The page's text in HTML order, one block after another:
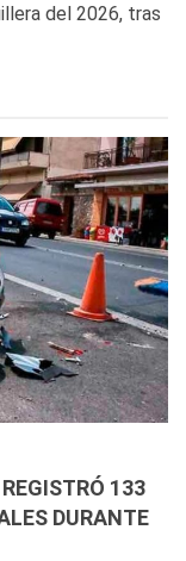
del 2026, tras
133
DURANTE